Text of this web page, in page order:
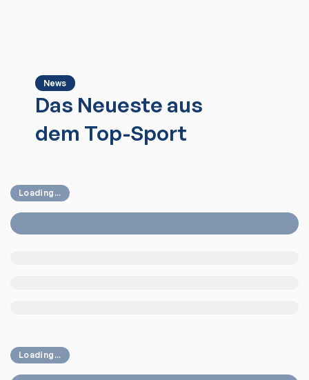
News
Das Neueste aus
dem Top-Sport
Loading...
Loading...